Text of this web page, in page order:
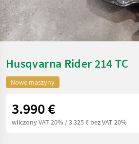
Husqvarna Rider 214 TC
Nowe maszyny
3.990 €
wliczony VAT 20% / 3.325 € bez VAT 20%